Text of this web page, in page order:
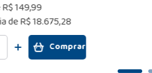
R$149,99
deR$ 18.675,28
Comprar